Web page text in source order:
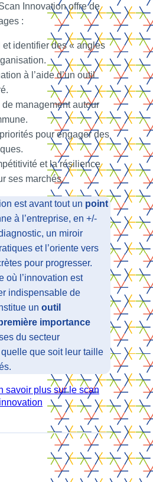
Innovation offre de
:
et identifier des « angles
à l’aide d’un outil
de management autour
pour engager des
et la résilience
ses marchés.
est avant tout un point
à l’entreprise, en +/-
un miroir
et l’oriente vers
pour progresser.
où l’innovation est
indispensable de
un outil
importance
du secteur
que soit leur taille
savoir plus sur le scan
innovation
Vous êtes ?
Donec mollis
Donec mi odio,
at, scelerisque quis,
nisi. Curabitur turpis.
Donec mollis
Donec mi odio,
at, scelerisque quis,
nisi. Curabitur turpis.
CrossS3